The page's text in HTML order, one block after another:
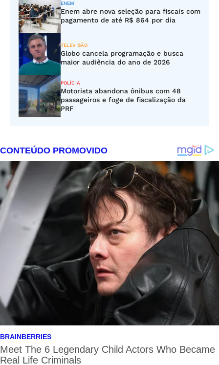
ENEM
Enem abre nova seleção para fiscais com
pagamento de até R$ 864 por dia
TELEVISÃO
Globo cancela programação e busca
maior audiência do ano de 2026
POLÍCIA
Motorista abandona ônibus com 48
passageiros e foge de fiscalização da
PRF